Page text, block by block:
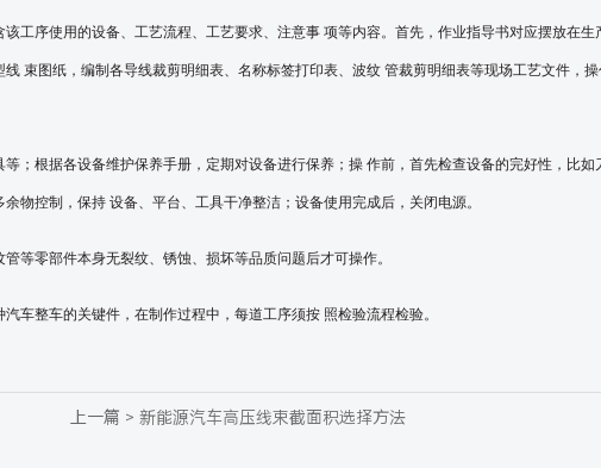
该工序使用的设备、工艺流程、工艺要求、注意事 项等内容。首先，作业指导书对应摆放在生
线 束图纸，编制各导线裁剪明细表、名称标签打印表、波纹 管裁剪明细表等现场工艺文件，
等；根据各设备维护保养手册，定期对设备进行保养；操 作前，首先检查设备的完好性，比如
余物控制，保持 设备、平台、工具干净整洁；设备使用完成后，关闭电源。
管等零部件本身无裂纹、锈蚀、损坏等品质问题后才可操作。
汽车整车的关键件，在制作过程中，每道工序须按 照检验流程检验。
上一篇 > 新能源汽车高压线束截面积选择方法